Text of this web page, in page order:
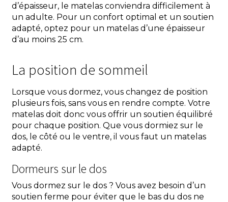
d’épaisseur, le matelas conviendra difficilement à
un adulte. Pour un confort optimal et un soutien
adapté, optez pour un matelas d’une épaisseur
d’au moins 25 cm.
La position de sommeil
Lorsque vous dormez, vous changez de position
plusieurs fois, sans vous en rendre compte. Votre
matelas doit donc vous offrir un soutien équilibré
pour chaque position. Que vous dormiez sur le
dos, le côté ou le ventre, il vous faut un matelas
adapté.
Dormeurs sur le dos
Vous dormez sur le dos ? Vous avez besoin d’un
soutien ferme pour éviter que le bas du dos ne